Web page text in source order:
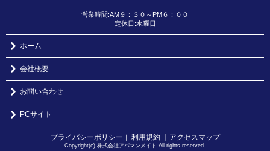
営業時間:AM９：３０～PM６：００
定休日:水曜日
ホーム
会社概要
お問い合わせ
PCサイト
プライバシーポリシー 利用規約 ｜アクセスマップ
Copyright(c) 株式会社アパマンメイト All rights reserved.